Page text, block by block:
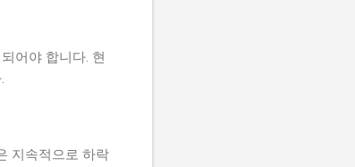
어야 합니다. 현
지속적으로 하락